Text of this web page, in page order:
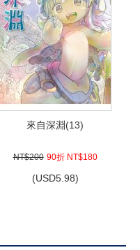
來自深淵(13)
NT$200 90折 NT$180
(USD5.98)